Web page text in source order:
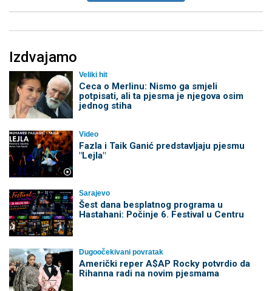
Izdvajamo
Veliki hit
Ceca o Merlinu: Nismo ga smjeli
potpisati, ali ta pjesma je njegova osim
jednog stiha
Video
Fazla i Taik Ganić predstavljaju pjesmu
"Lejla"
Sarajevo
Šest dana besplatnog programa u
Hastahani: Počinje 6. Festival u Centru
Dugoočekivani povratak
Američki reper A$AP Rocky potvrdio da
Rihanna radi na novim pjesmama